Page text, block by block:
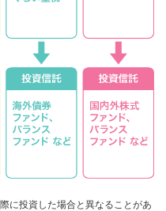
に投資した場合と異なることがあ